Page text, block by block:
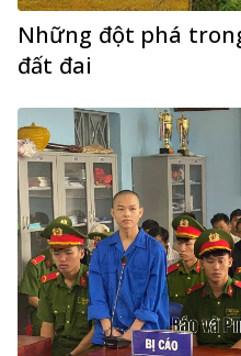
Những đột phá
đất đai